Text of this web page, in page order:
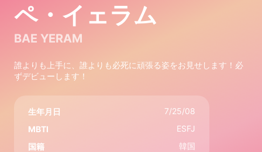
ペ・イェラム
BAE YERAM
誰よりも上手に、誰よりも必死に頑張る姿をお見せします！必
ずデビューします！
生年月日
7/25/08
MBTI
ESFJ
国籍
韓国